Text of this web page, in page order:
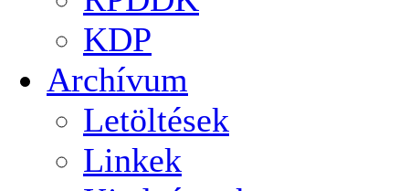
KDP
Archívum
Letöltések
Linkek